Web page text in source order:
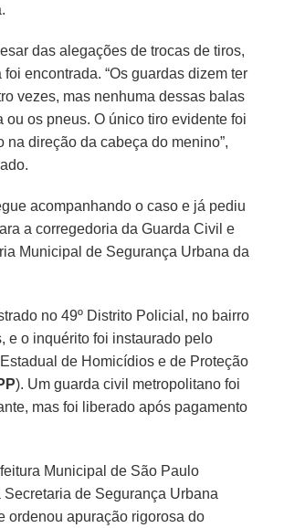
das alegações de trocas de tiros,
foi encontrada. “Os guardas dizem ter
vezes, mas nenhuma dessas balas
ou os pneus. O único tiro evidente foi
na direção da cabeça do menino”,
acompanhando o caso e já pediu
a corregedoria da Guarda Civil e
Municipal de Segurança Urbana da
no 49º Distrito Policial, no bairro
e o inquérito foi instaurado pelo
de Homicídios e de Proteção
). Um guarda civil metropolitano foi
mas foi liberado após pagamento
Municipal de São Paulo
Secretaria de Segurança Urbana
ordenou apuração rigorosa do